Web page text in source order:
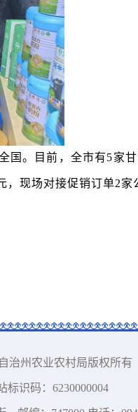
国。 目前 ，全市有5家
现场对接促销订单2家
治州农业农村局版权所有
标识码：6230000004